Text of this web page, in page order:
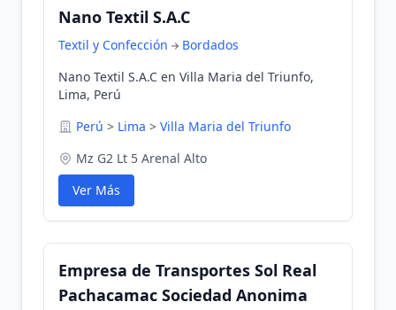
Nano Textil S.A.C
Textil y Confección
Bordados
Nano Textil S.A.C en Villa Maria del Triunfo,
Lima, Perú
Perú > Lima > Villa Maria del Triunfo
Mz G2 Lt 5 Arenal Alto
Ver Más
Empresa de Transportes Sol Real
Pachacamac Sociedad Anonima